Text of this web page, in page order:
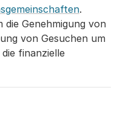
.
die Genehmigung von
von Gesuchen um
finanzielle